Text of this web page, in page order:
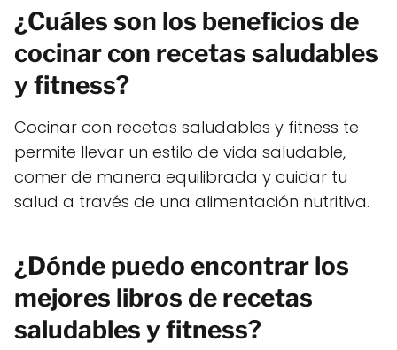
¿Cuáles son los beneficios de
cocinar con recetas saludables
y fitness?
Cocinar con recetas saludables y fitness te
permite llevar un estilo de vida saludable,
comer de manera equilibrada y cuidar tu
salud a través de una alimentación nutritiva.
¿Dónde puedo encontrar los
mejores libros de recetas
saludables y fitness?